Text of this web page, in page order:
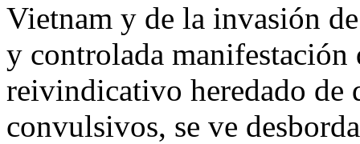
Vietnam y de la invasión
y controlada
reivindicativo heredado de
convulsivos, se ve